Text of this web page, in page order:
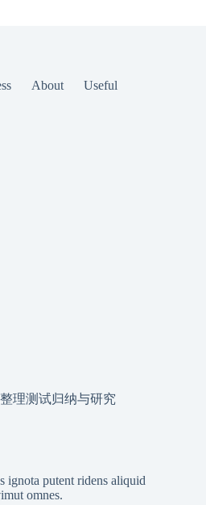
About Useful
理测试归纳与研究
ignota putent ridens aliquid
omnes.